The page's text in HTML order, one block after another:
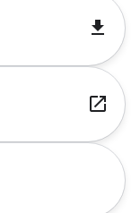
get_app
launch